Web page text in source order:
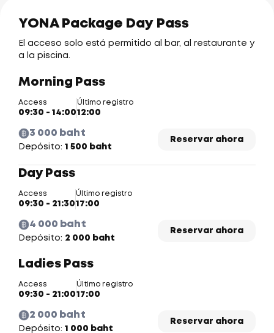
YONA Package Day Pass
El acceso solo está permitido al bar, al restaurante y
a la piscina.
Morning Pass
Access
09:30 - 14:00
Último registro
12:00
3 000 baht
Depósito: 1 500 baht
Reservar ahora
Day Pass
Access
09:30 - 21:30
Último registro
17:00
4 000 baht
Depósito: 2 000 baht
Reservar ahora
Ladies Pass
Access
09:30 - 21:00
Último registro
17:00
2 000 baht
Depósito: 1 000 baht
Reservar ahora